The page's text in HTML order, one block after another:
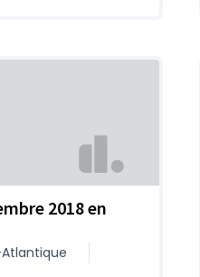
2018 en